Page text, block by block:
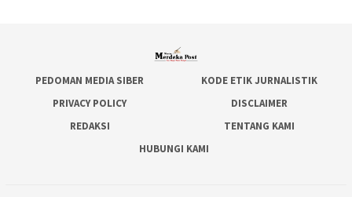
PEDOMAN MEDIA SIBER
KODE ETIK JURNALISTIK
PRIVACY POLICY
DISCLAIMER
REDAKSI
TENTANG KAMI
HUBUNGI KAMI